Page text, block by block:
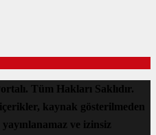
Tüm Hakları Saklıdır.
kaynak gösterilmeden
ve izinsiz